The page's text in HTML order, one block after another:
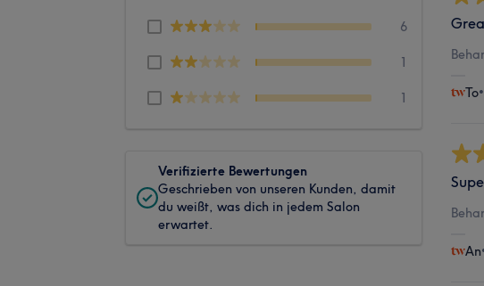
6
1
1
Verifizierte Bewertungen
Geschrieben von unseren Kunden, damit
du weißt, was dich in jedem Salon
erwartet.
To•
An